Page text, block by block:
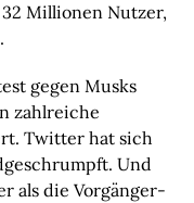
Millionen Nutzer,
gegen Musks
zahlreiche
Twitter hat sich
Und
als die Vorgänger-